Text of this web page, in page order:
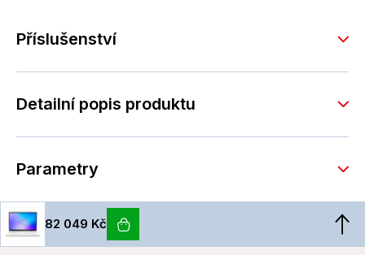
Příslušenství
Detailní popis produktu
Parametry
82 049 Kč